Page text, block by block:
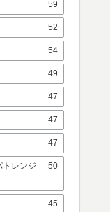
59
52
54
49
47
47
47
トレンジ
50
45